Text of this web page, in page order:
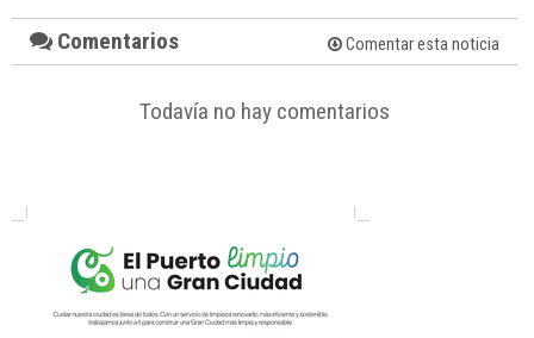
Comentarios Comentar esta noticia
Todavía no hay comentarios